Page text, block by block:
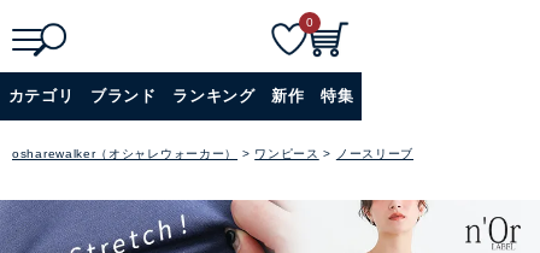
詳細検索
0
カテゴリ ブランド ランキング 新作 特集
osharewalker（オシャレウォーカー） ワンピース ノースリーブ